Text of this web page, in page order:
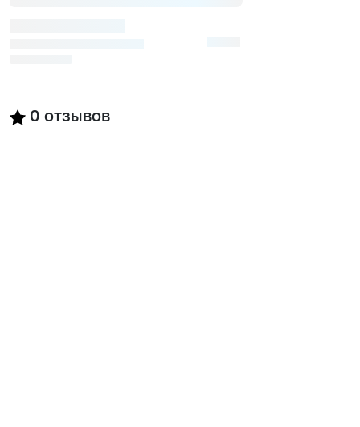
0 отзывов